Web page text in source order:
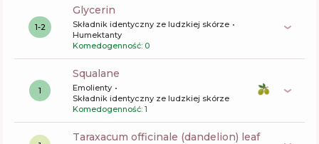
1-2
glycerin
Składnik identyczny ze ludzkiej skórze
Humektanty
Komedogenność: 0
1
squalane
Emolienty
Składnik identyczny ze ludzkiej skórze
Komedogenność: 1
taraxacum officinale (dandelion) leaf